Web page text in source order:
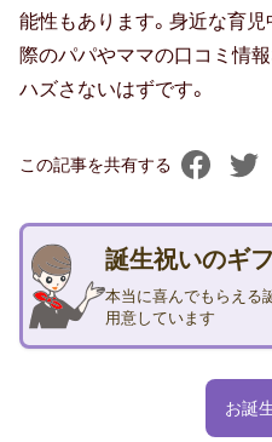
ギフト
メッセ
状）
のし・
包装・
能性もあります。身近な育
際のパパやママの口コミ情
ハズさないはずです。
この記事を共有する
誕生祝いのギ
本当に喜んでもらえる
用意しています
お誕